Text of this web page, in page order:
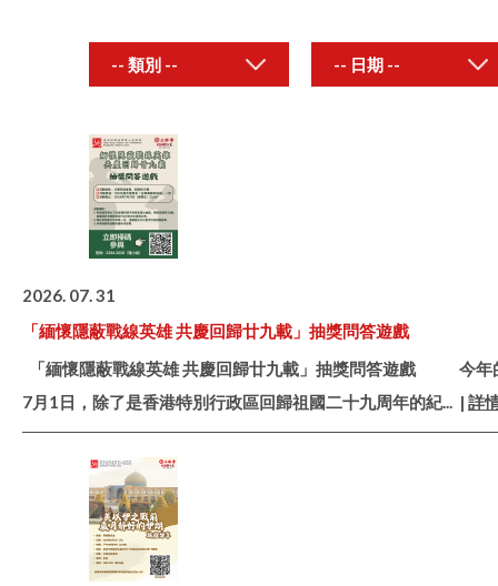
-- 類別 --
2026. 07. 31
「緬懷隱蔽戰線英雄 共慶回歸廿九載」抽獎問答遊戲
「緬懷隱蔽戰線英雄 共慶回歸廿九載」抽獎問答遊戲 今年
7月1日，除了是香港特別行政區回歸祖國二十九周年的紀... | 詳